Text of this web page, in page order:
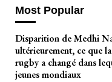
Most Popular
Disparition de Medhi
ultérieurement, ce que
rugby a changé dans
jeunes mondiaux